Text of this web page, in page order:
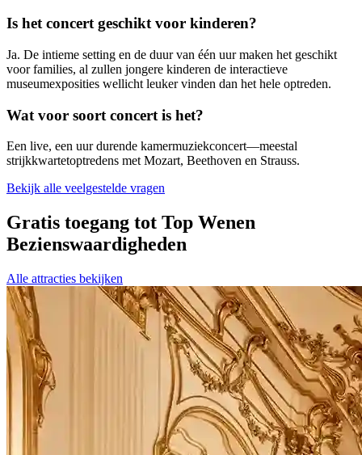
Is het concert geschikt voor kinderen?
Ja. De intieme setting en de duur van één uur maken het geschikt
voor families, al zullen jongere kinderen de interactieve
museumexposities wellicht leuker vinden dan het hele optreden.
Wat voor soort concert is het?
Een live, een uur durende kamermuziekconcert—meestal
strijkkwartetoptredens met Mozart, Beethoven en Strauss.
Bekijk alle veelgestelde vragen
Gratis toegang tot Top Wenen
Bezienswaardigheden
Alle attracties bekijken